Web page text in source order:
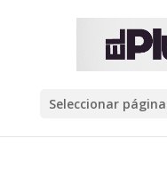
Seleccionar página